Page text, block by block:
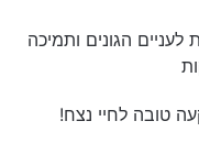
הגונים ותמיכה
טובה לחיי נצח!